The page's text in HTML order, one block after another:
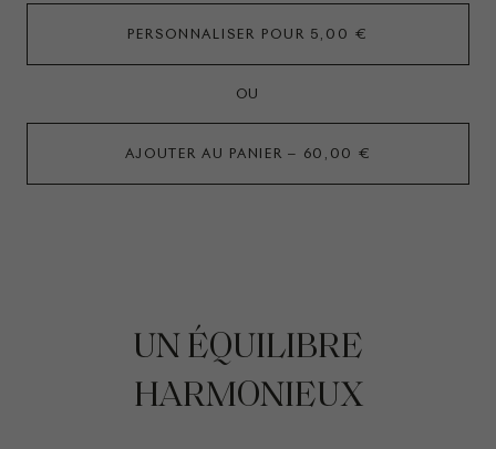
PERSONNALISER POUR 5,00 €
OU
AJOUTER AU PANIER 60,00 €
UN ÉQUILIBRE
HARMONIEUX